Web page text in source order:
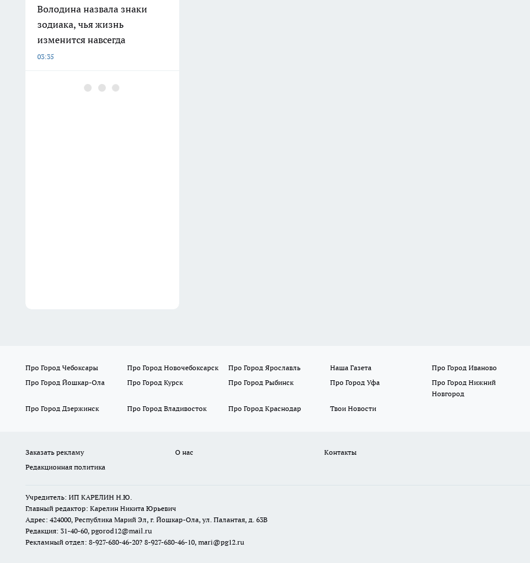
Володина назвала знаки
зодиака, чья жизнь
изменится навсегда
03:35
Ростов 9 августа ждет жара
Про Город Чебоксары Про Город Новочебоксарск Про Город Ярославль Наша Газета
Про Город Иваново
Про Город Йошкар-Ола
Про Город Курск Про Город Рыбинск Про Город Уфа
Про Город Нижний
Новгород
Про Город Дзержинск
Про Город Владивосток Про Город Краснодар Твои Новости
Заказать рекламу О нас
Контакты
Редакционная политика
Учредитель: ИП КАРЕЛИН Н.Ю.
Главный редактор: Карелин Никита Юрьевич
Адрес: 424000, Республика Марий Эл, г. Йошкар-Ола, ул. Палантая, д. 63В
Редакция: 31-40-60, pgorod12@mail.ru
Рекламный отдел: 8-927-680-46-20? 8-927-680-46-10, mari@pg12.ru